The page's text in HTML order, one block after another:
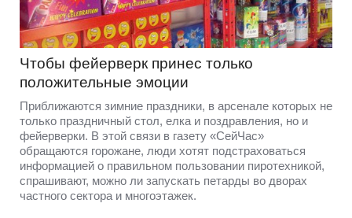
Чтобы фейерверк принес только
положительные эмоции
Приближаются зимние праздники, в арсенале которых не
только праздничный стол, елка и поздравления, но и
фейерверки. В этой связи в газету «СейЧас»
обращаются горожане, люди хотят подстраховаться
информацией о правильном пользовании пиротехникой,
спрашивают, можно ли запускать петарды во дворах
частного сектора и многоэтажек.